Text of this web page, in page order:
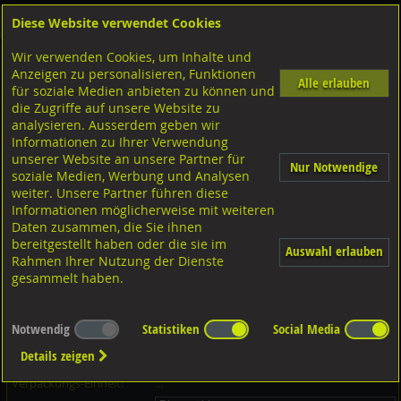
Shop Unterlagscheiben Scheiben ohne Loch
Scheiben ohne Loch geschliffen, Art.1512B A2 rostfrei, einseitig
folienb.
Dieser Artikel ist in 56 Grössen erhältlich - Bitte wählen Sie...
Artikel-Nr.:
Verpackungs-Einheit:
...
Diese Website verwendet Cookies
Wir verwenden Cookies, um Inhalte und
Anzeigen zu personalisieren, Funktionen
für soziale Medien anbieten zu können und
die Zugriffe auf unsere Website zu
analysieren. Ausserdem geben wir
Informationen zu Ihrer Verwendung
unserer Website an unsere Partner für
soziale Medien, Werbung und Analysen
weiter. Unsere Partner führen diese
Informationen möglicherweise mit weiteren
Daten zusammen, die Sie ihnen
bereitgestellt haben oder die sie im
Rahmen Ihrer Nutzung der Dienste
gesammelt haben.
Alle erlauben
Nur Notwendige
Auswahl erlauben
Notwendig Statistiken
Social Media
Details zeigen